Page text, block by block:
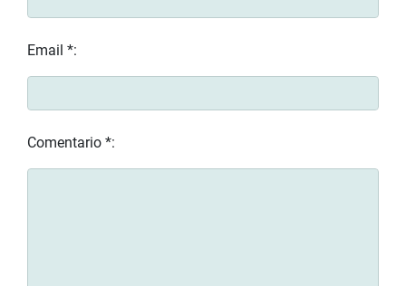
Email *:
Comentario *: